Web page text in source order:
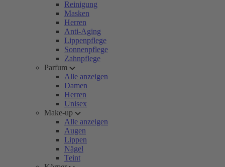
Reinigung
Masken
Herren
Anti-Aging
Lippenpflege
Sonnenpflege
Zahnpflege
Parfum
Alle anzeigen
Damen
Herren
Unisex
Make-up
Alle anzeigen
Augen
Lippen
Nägel
Teint